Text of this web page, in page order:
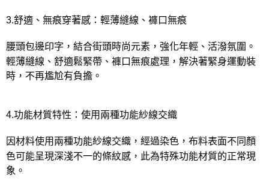
3.舒適、無痕穿著感：輕薄縫線、褲口無痕
腰頭包邊印字，結合街頭時尚元素，強化年輕、活潑氛圍。
輕薄縫線、舒適鬆緊帶、褲口無痕處理，解決著緊身運動裝
時，不再尷尬有負擔。
4.功能材質特性：使用兩種功能紗線交織
因材料使用兩種功能紗線交織，經過染色，布料表面不同顏
色可能呈現深淺不一的條紋感，此為特殊功能材質的正常現
象。